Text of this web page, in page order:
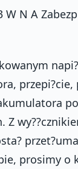
N A
przepi?cie,
prosimy o